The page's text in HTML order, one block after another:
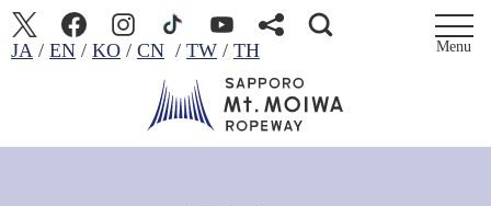
JA EN KO CN TW TH Menu